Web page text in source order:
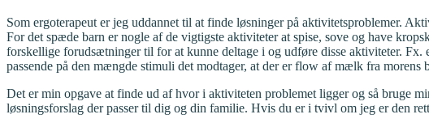
Som ergoterapeut er jeg uddannet til at finde løsninger på aktivitetsproblemer.
For det spæde barn er nogle af de vigtigste aktiviteter at spise, sove og have
forskellige forudsætninger til for at kunne deltage i og udføre disse aktiviteter.
passende på den mængde stimuli det modtager, at der er flow af mælk fra morens
Det er min opgave at finde ud af hvor i aktiviteten problemet ligger og så bruge
løsningsforslag der passer til dig og din familie. Hvis du er i tvivl om jeg er den